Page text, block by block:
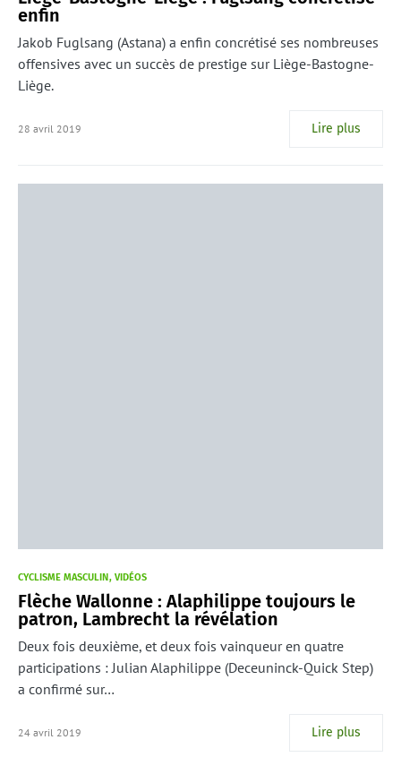
enfin
Jakob Fuglsang (Astana) a enfin concrétisé ses nombreuses
offensives avec un succès de prestige sur Liège-Bastogne-
Liège.
28 avril 2019 Lire plus
CYCLISME MASCULIN VIDÉOS
Flèche Wallonne : Alaphilippe toujours le
patron, Lambrecht la révélation
Deux fois deuxième, et deux fois vainqueur en quatre
participations : Julian Alaphilippe (Deceuninck-Quick Step)
a confirmé sur…
24 avril 2019 Lire plus